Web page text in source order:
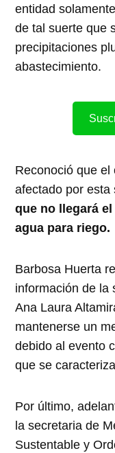
entidad
de tal suerte que
precipitaciones
abastecimiento.
Reconoció que
afectado por esta
que no llegará
agua para riego.
Barbosa Huerta
información de la
Ana Laura
mantenerse un
debido al evento
que se
Por último,
la secretaria de
Sustentable y